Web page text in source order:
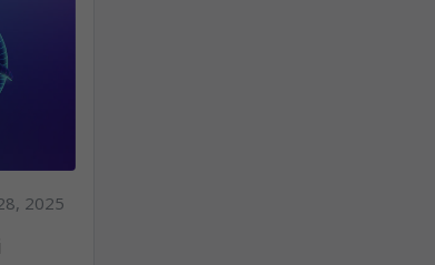
2025